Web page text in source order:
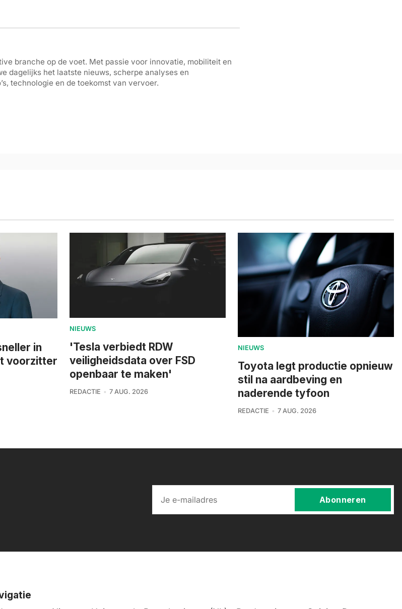
branche op de voet. Met passie voor innovatie, mobiliteit en
dagelijks het laatste nieuws, scherpe analyses en
technologie en de toekomst van vervoer.
in
voorzitter
NIEUWS
'Tesla verbiedt RDW
veiligheidsdata over FSD
openbaar te maken'
REDACTIE 7 AUG. 2026
NIEUWS
Toyota legt productie opnieuw
stil na aardbeving en
naderende tyfoon
REDACTIE 7 AUG. 2026
Abonneren